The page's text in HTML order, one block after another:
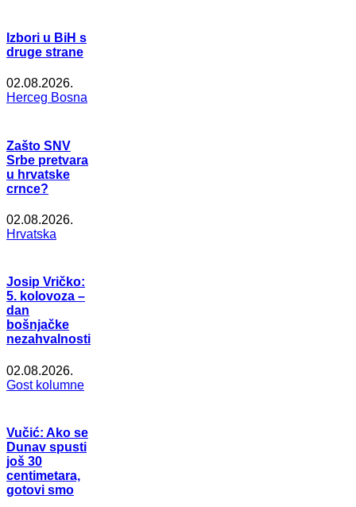
Izbori u BiH s
druge strane
02.08.2026.
Herceg Bosna
Zašto SNV
Srbe pretvara
u hrvatske
crnce?
02.08.2026.
Hrvatska
Josip Vričko:
5. kolovoza –
dan
bošnjačke
nezahvalnosti
02.08.2026.
Gost kolumne
Vučić: Ako se
Dunav spusti
još 30
centimetara,
gotovi smo